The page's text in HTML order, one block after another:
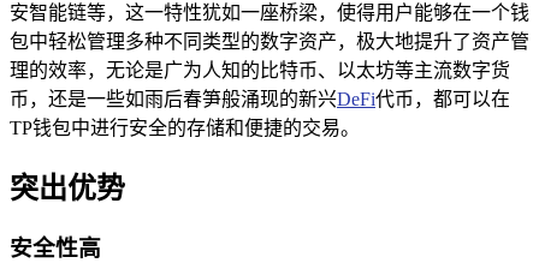
安智能链等，这一特性犹如一座桥梁，使得用户能够在一个钱
包中轻松管理多种不同类型的数字资产，极大地提升了资产管
理的效率，无论是广为人知的比特币、以太坊等主流数字货
币，还是一些如雨后春笋般涌现的新兴DeFi代币，都可以在
TP钱包中进行安全的存储和便捷的交易。
突出优势
安全性高